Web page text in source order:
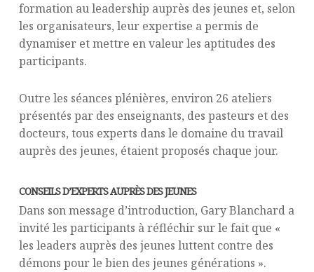
formation au leadership auprès des jeunes et, selon
les organisateurs, leur expertise a permis de
dynamiser et mettre en valeur les aptitudes des
participants.
Outre les séances plénières, environ 26 ateliers
présentés par des enseignants, des pasteurs et des
docteurs, tous experts dans le domaine du travail
auprès des jeunes, étaient proposés chaque jour.
CONSEILS D’EXPERTS AUPRÈS DES JEUNES
Dans son message d’introduction, Gary Blanchard a
invité les participants à réfléchir sur le fait que «
les leaders auprès des jeunes luttent contre des
démons pour le bien des jeunes générations ».